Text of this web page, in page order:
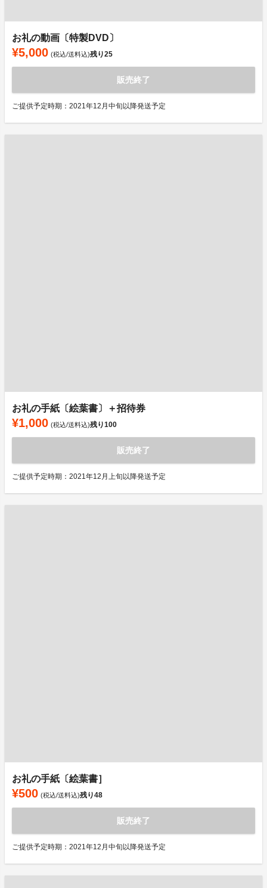
お礼の動画〔特製DVD〕
¥5,000 (税込/送料込)残り25
販売終了
ご提供予定時期：2021年12月中旬以降発送予定
お礼の手紙〔絵葉書〕＋招待券
¥1,000 (税込/送料込)残り100
販売終了
ご提供予定時期：2021年12月上旬以降発送予定
お礼の手紙〔絵葉書］
¥500 (税込/送料込)残り48
販売終了
ご提供予定時期：2021年12月中旬以降発送予定